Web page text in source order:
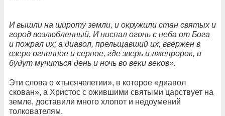
И вышли на широту земли, и окружили стан святых и
город возлюбленный. И ниспал огонь с неба от Бога
и пожрал их; а диавол, прельщавший их, ввержен в
озеро огненное и серное, где зверь и лжепророк, и
будут мучиться день и ночь во веки веков».
Эти слова о «тысячелетии», в которое «диавол
скован», а Христос с ожившими святыми царствует на
земле, доставили много хлопот и недоумений
толкователям.